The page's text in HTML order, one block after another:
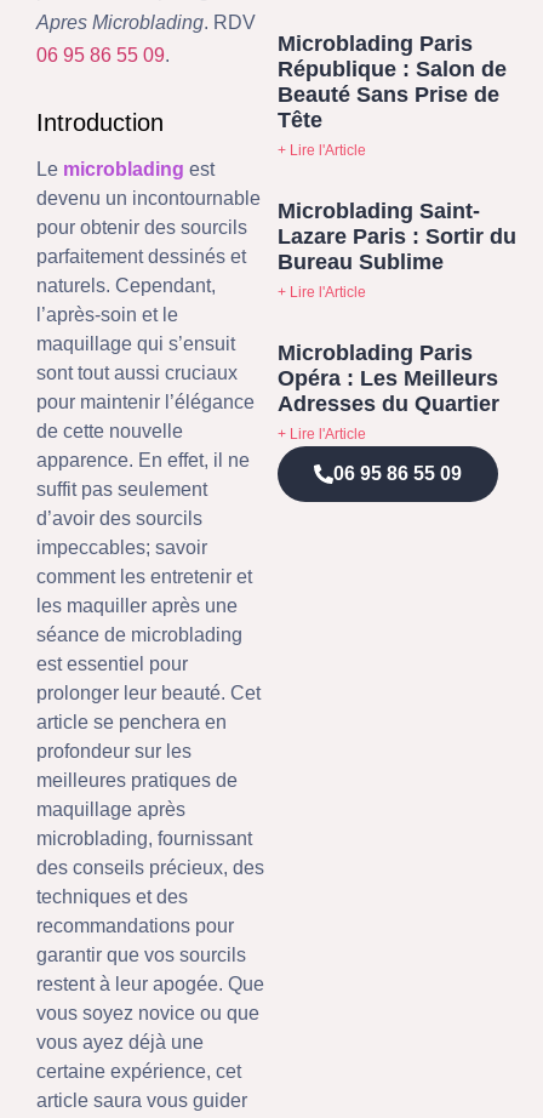
Apres Microblading. RDV
06 95 86 55 09.
Introduction
Le microblading est
devenu un incontournable
pour obtenir des sourcils
parfaitement dessinés et
naturels. Cependant,
l’après-soin et le
maquillage qui s’ensuit
sont tout aussi cruciaux
pour maintenir l’élégance
de cette nouvelle
apparence. En effet, il ne
suffit pas seulement
d’avoir des sourcils
impeccables; savoir
comment les entretenir et
les maquiller après une
séance de microblading
est essentiel pour
prolonger leur beauté. Cet
article se penchera en
profondeur sur les
meilleures pratiques de
maquillage après
microblading, fournissant
des conseils précieux, des
techniques et des
recommandations pour
garantir que vos sourcils
restent à leur apogée. Que
vous soyez novice ou que
vous ayez déjà une
certaine expérience, cet
article saura vous guider
Microblading Paris
République : Salon de
Beauté Sans Prise de
Tête
+ Lire l'Article
Microblading Saint-
Lazare Paris : Sortir du
Bureau Sublime
+ Lire l'Article
Microblading Paris
Opéra : Les Meilleurs
Adresses du Quartier
+ Lire l'Article
06 95 86 55 09